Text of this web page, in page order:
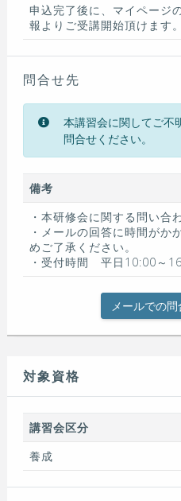
申込完了後に、マイページ
報よりご受講開始頂けます。
問合せ先
本講習会に関してご不
問合せください。
備考
・本研修会に関する問い合
・メールの回答に時間がか
めご了承ください。
・受付時間 平日10:00～
メールでの
対象資格
講習会区分
養成